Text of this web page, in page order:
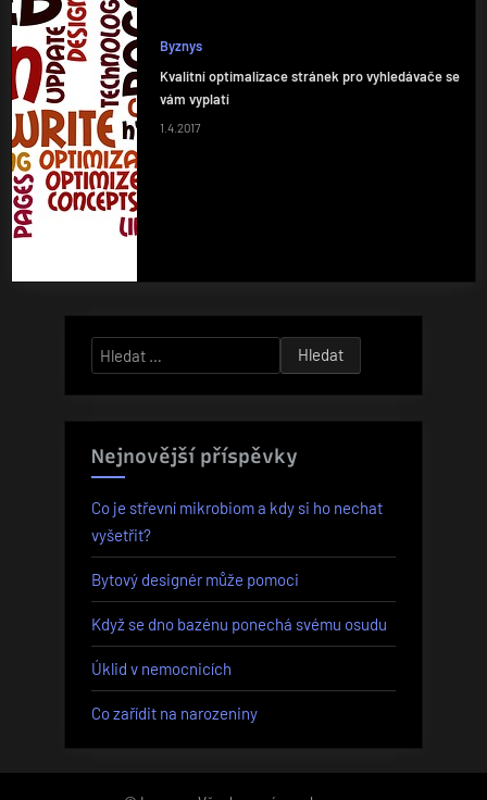
Byznys
Kvalitní optimalizace stránek pro vyhledávače se
vám vyplatí
1.4.2017
Vyhledávání
Nejnovější příspěvky
Co je střevní mikrobiom a kdy si ho nechat
vyšetřit?
Bytový designér může pomoci
Když se dno bazénu ponechá svému osudu
Úklid v nemocnicích
Co zařídit na narozeniny